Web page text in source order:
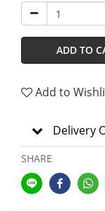
ADD TO
Add to
Delivery
SHARE